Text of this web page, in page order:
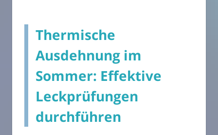
Thermische
Ausdehnung im
Sommer: Effektive
Leckprüfungen
durchführen